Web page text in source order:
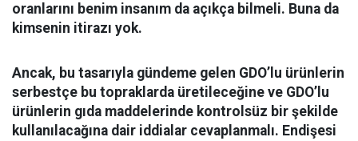
oranlarını benim insanım da açıkça bilmeli. Buna da
kimsenin itirazı yok.
Ancak, bu tasarıyla gündeme gelen GDO’lu ürünlerin
serbestçe bu topraklarda üretileceğine ve GDO’lu
ürünlerin gıda maddelerinde kontrolsüz bir şekilde
kullanılacağına dair iddialar cevaplanmalı. Endişesi